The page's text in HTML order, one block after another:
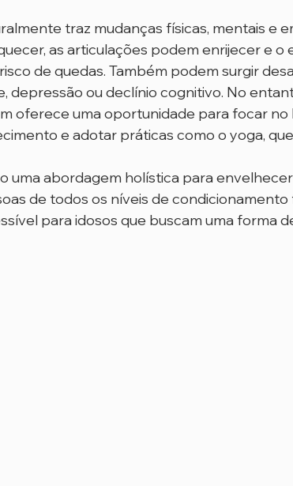
traz mudanças físicas, mentais e
as articulações podem enrijecer e o
de quedas. Também podem surgir
depressão ou declínio cognitivo. No
oferece uma oportunidade para focar no
e adotar práticas como o yoga,
uma abordagem holística para
de todos os níveis de condicionamento
para idosos que buscam uma forma